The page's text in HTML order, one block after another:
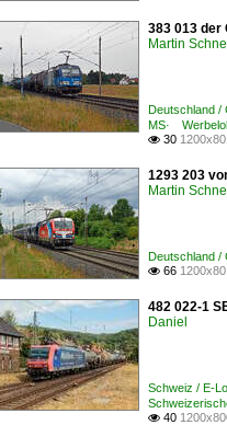
383 013 der
Martin
Deutschland /
MS·
 30
1293 203
Martin
Deutschland /
 66
482 022-1
Daniel
Schweiz / E-
 40